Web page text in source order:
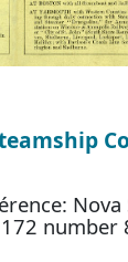
Nova
number